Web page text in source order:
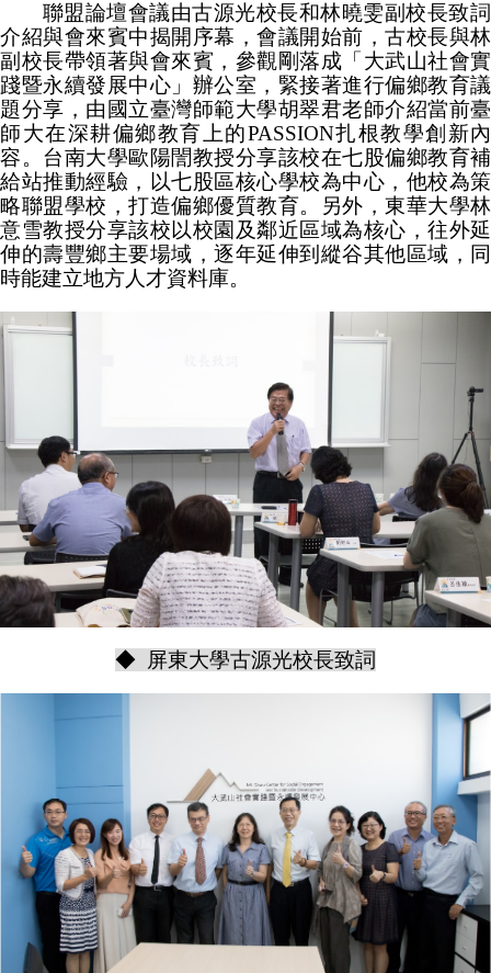
聯盟論壇會議由古源光校長和林曉雯副校長致詞
介紹與會來賓中揭開序幕，會議開始前，古校長與林
副校長帶領著與會來賓，參觀剛落成「大武山社會實
踐暨永續發展中心」辦公室，緊接著進行偏鄉教育議
題分享，由國立臺灣師範大學胡翠君老師介紹當前臺
師大在深耕偏鄉教育上的PASSION扎根教學創新內
容。台南大學歐陽誾教授分享該校在七股偏鄉教育補
給站推動經驗，以七股區核心學校為中心，他校為策
略聯盟學校，打造偏鄉優質教育。另外，東華大學林
意雪教授分享該校以校園及鄰近區域為核心，往外延
伸的壽豐鄉主要場域，逐年延伸到縱谷其他區域，同
時能建立地方人才資料庫。
◆ 屏東大學古源光校長致詞